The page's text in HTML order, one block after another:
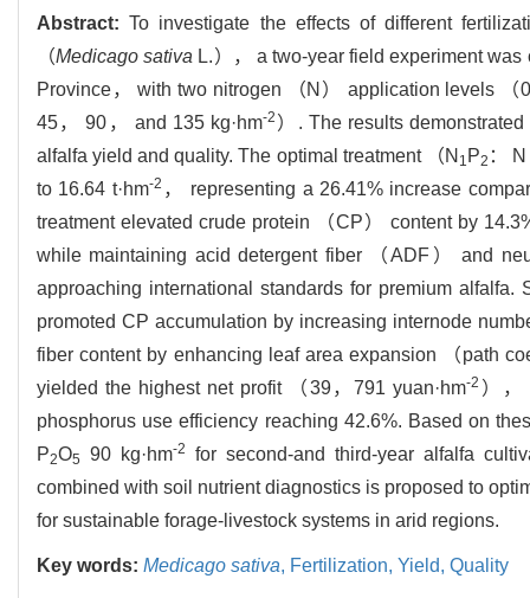
Abstract:To investigate the effects of different
（Medicago sativa L.）， a two-year field experiment
Province， with two nitrogen （N） application levels （
45， 90， and 135 kg·hm-2 ）. The results
alfalfa yield and quality. The optimal treatment （N 1 P2 ：
to 16.64 t·hm-2 ， representing a 26.41% increase
treatment elevated crude protein （CP） content by
while maintaining acid detergent fiber （ADF） and
approaching international standards for premium
promoted CP accumulation by increasing internode
fiber content by enhancing leaf area expansion （path
yielded the highest net profit （39，791 yuan·hm-2 ），
phosphorus use efficiency reaching 42.6%. Based on
P2O5 90 kg·hm-2
for second-and third-year alfalfa
combined with soil nutrient diagnostics is proposed to
for sustainable forage-livestock systems in arid regions.
Key words: Medicago sativa, Fertilization, Yield, Quality